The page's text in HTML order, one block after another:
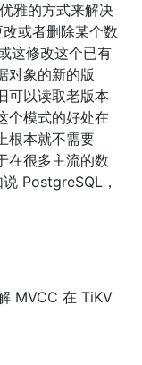
雅的方式来解决
或者删除某个数
这修改这个已有
对象的新的版
可以读取老版本
个模式的好处在
根本就不需要
在很多主流的数
PostgreSQL，
MVCC 在 TiKV